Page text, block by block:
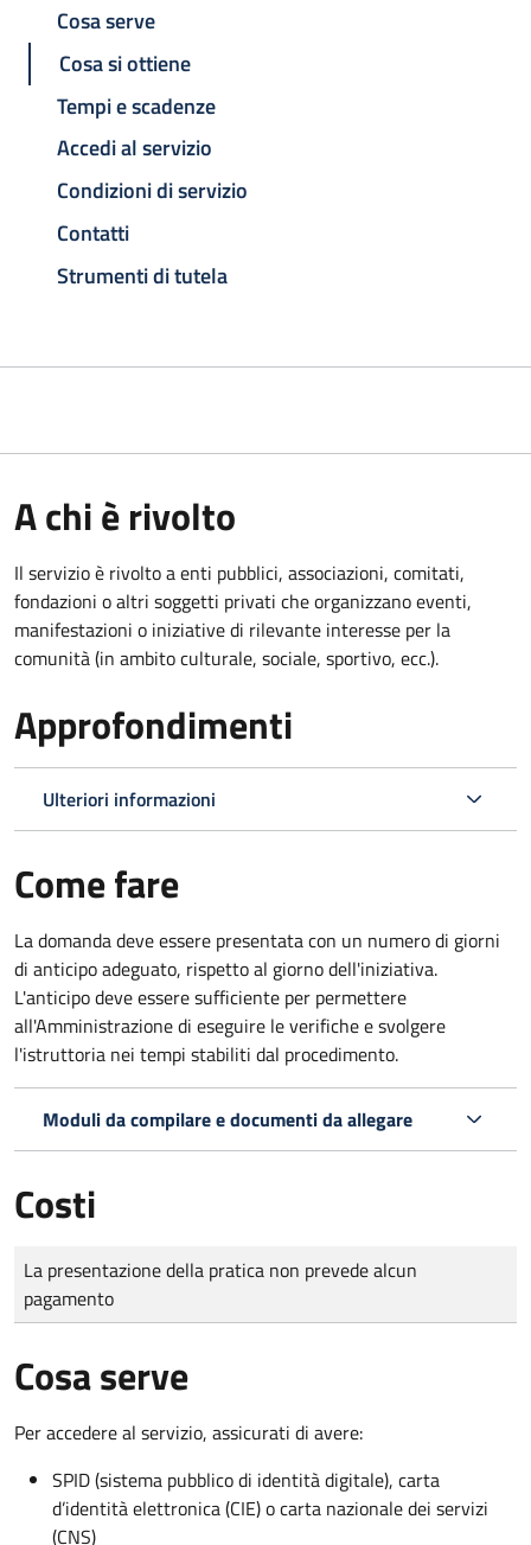
Cosa serve
Cosa si ottiene
Tempi e scadenze
Accedi al servizio
Condizioni di servizio
Contatti
Strumenti di tutela
A chi è rivolto
Il servizio è rivolto a enti pubblici, associazioni, comitati,
fondazioni o altri soggetti privati che organizzano eventi,
manifestazioni o iniziative di rilevante interesse per la
comunità (in ambito culturale, sociale, sportivo, ecc.).
Approfondimenti
Ulteriori informazioni
Come fare
La domanda deve essere presentatacon un numero di giorni
di anticipo adeguato, rispetto al giorno dell'iniziativa.
L'anticipo deve essere sufficiente per permettere
all'Amministrazione di eseguire le verifiche e svolgere
l'istruttoria nei tempi stabiliti dal procedimento.
Moduli da compilare e documenti da allegare
Costi
Tipo di pagamento
Importo
La presentazione della pratica non prevede alcun
pagamento
Cosa serve
Per accedere al servizio, assicurati di avere:
SPID (sistema pubblico di identità digitale), carta
d’identità elettronica (CIE) o carta nazionale dei servizi
(CNS)